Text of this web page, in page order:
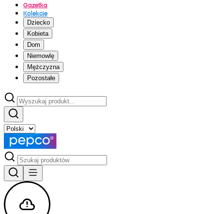
Gazetka
Kolekcje
Dziecko
Kobieta
Dom
Niemowlę
Mężczyzna
Pozostałe